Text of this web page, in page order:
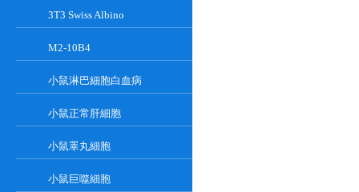
3T3 Swiss Albino
M2-10B4
小鼠淋巴細胞白血病
小鼠正常肝細胞
小鼠睪丸細胞
小鼠巨噬細胞